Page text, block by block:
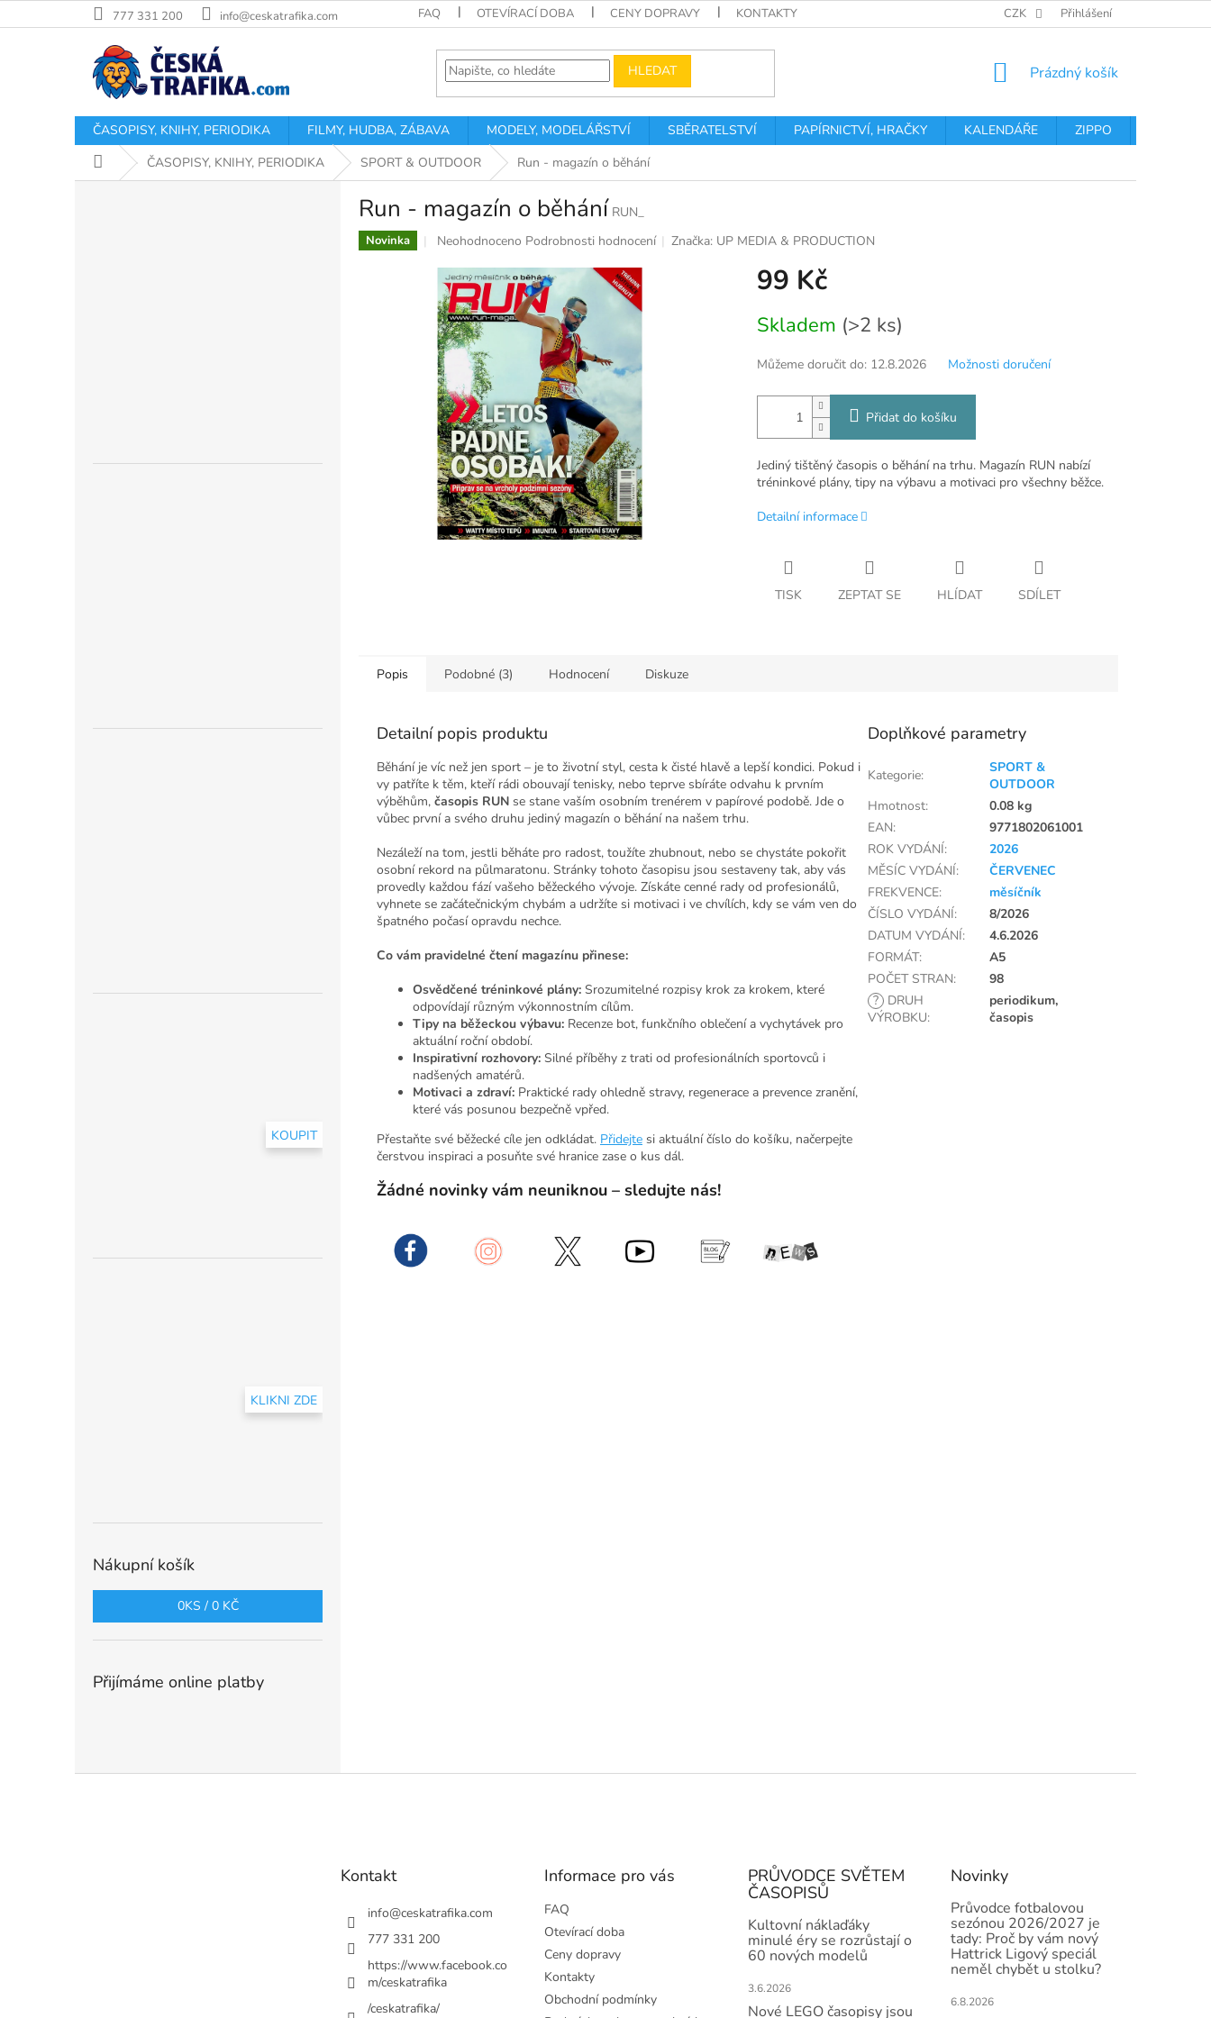
na
777 331 200 info@ceskatrafika.com FAQ OTEVÍRACÍ DOBA CENY DOPRAVY KONTAKTY PODMÍNKY OCHRANY OSOBNÍCH
CZK Přihlášení
HLEDAT
NÁKUPNÍ
Prázdný košík
ČASOPISY, KNIHY, PERIODIKA FILMY, HUDBA, ZÁBAVA MODELY, MODELÁŘSTVÍ SBĚRATELSTVÍ PAPÍRNICTVÍ, HRAČKY KALENDÁŘE ZIPPO
Domů ČASOPISY, KNIHY, PERIODIKA SPORT & OUTDOOR Run - magazín o běhání
KOUPIT
KLIKNI ZDE
Nákupní košík
0KS / 0 KČ
Přijímáme online platby
Run - magazín o běhání RUN_
Novinka
Průměrné
produktu
je
0,0
z
5
hvězdiček.
Neohodnoceno Podrobnosti hodnocení Značka: UP MEDIA & PRODUCTION
99 Kč
cena:
Skladem (>2 ks)
Můžeme doručit do: 12.8.2026 Možnosti doručení
Přidat do košíku
Jediný tištěný časopis o běhání na trhu. Magazín RUN nabízí
tréninkové plány, tipy na výbavu a motivaci pro všechny běžce.
Detailní informace
TISK ZEPTAT SE HLÍDAT SDÍLET
Popis Podobné (3) Hodnocení Diskuze
Detailní popis produktu
Běhání je víc než jen sport – je to životní styl, cesta k čisté hlavě a lepší kondici. Pokud i
vy patříte k těm, kteří rádi obouvají tenisky, nebo teprve sbíráte odvahu k prvním
výběhům, časopis RUN se stane vaším osobním trenérem v papírové podobě. Jde o
vůbec první a svého druhu jediný magazín o běhání na našem trhu.
Nezáleží na tom, jestli běháte pro radost, toužíte zhubnout, nebo se chystáte pokořit
osobní rekord na půlmaratonu. Stránky tohoto časopisu jsou sestaveny tak, aby vás
provedly každou fází vašeho běžeckého vývoje. Získáte cenné rady od profesionálů,
vyhnete se začátečnickým chybám a udržíte si motivaci i ve chvílích, kdy se vám ven do
špatného počasí opravdu nechce.
Co vám pravidelné čtení magazínu přinese:
Osvědčené tréninkové plány: Srozumitelné rozpisy krok za krokem, které
odpovídají různým výkonnostním cílům.
Tipy na běžeckou výbavu: Recenze bot, funkčního oblečení a vychytávek pro
aktuální roční období.
Inspirativní rozhovory: Silné příběhy z trati od profesionálních sportovců i
nadšených amatérů.
Motivaci a zdraví: Praktické rady ohledně stravy, regenerace a prevence zranění,
které vás posunou bezpečně vpřed.
Přestaňte své běžecké cíle jen odkládat. Přidejte si aktuální číslo do košíku, načerpejte
čerstvou inspiraci a posuňte své hranice zase o kus dál.
Žádné novinky vám neuniknou – sledujte nás!
Doplňkové parametry
Kategorie:
SPORT &
OUTDOOR
Hmotnost:
0.08 kg
EAN:
9771802061001
ROK VYDÁNÍ:
2026
MĚSÍC VYDÁNÍ:
ČERVENEC
FREKVENCE:
měsíčník
ČÍSLO VYDÁNÍ:
8/2026
DATUM VYDÁNÍ:
4.6.2026
FORMÁT:
A5
POČET STRAN:
98
? DRUH
VÝROBKU:
periodikum,
časopis
Kontakt
info@ceskatrafika.com
777 331 200
https://www.facebook.co
m/ceskatrafika
/ceskatrafika/
Informace pro vás
FAQ
Otevírací doba
Ceny dopravy
Kontakty
Obchodní podmínky
PRŮVODCE SVĚTEM
ČASOPISŮ
Kultovní náklaďáky
minulé éry se rozrůstají o
60 nových modelů
3.6.2026
Nové LEGO časopisy jsou
Novinky
Průvodce fotbalovou
sezónou 2026/2027 je
tady: Proč by vám nový
Hattrick Ligový speciál
neměl chybět u stolku?
6.8.2026